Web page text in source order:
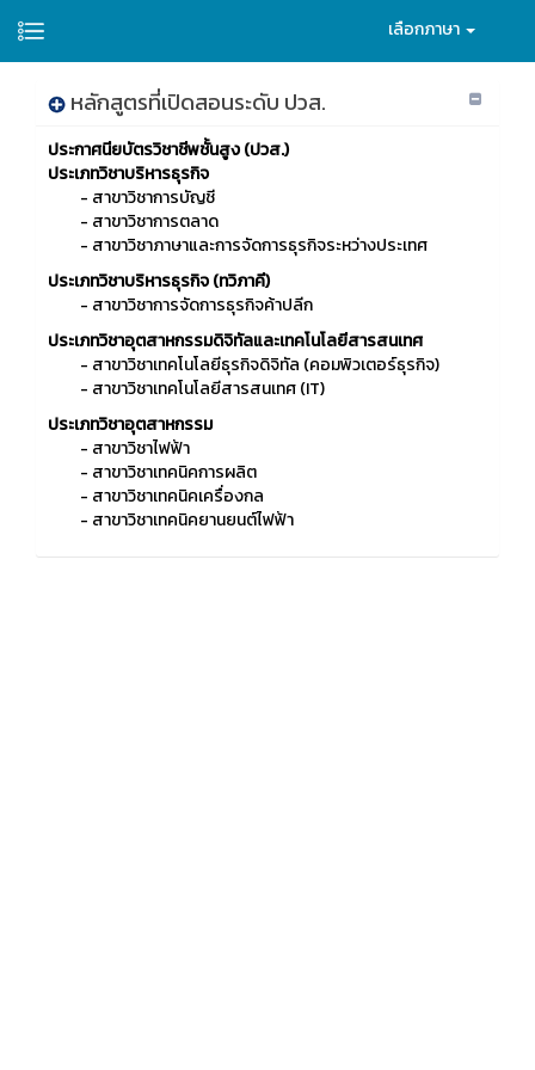
เลือกภาษา
หลักสูตรที่เปิดสอนระดับ ปวส.
ประกาศนียบัตรวิชาชีพชั้นสูง (ปวส.)
ประเภทวิชาบริหารธุรกิจ
- สาขาวิชาการบัญชี
- สาขาวิชาการตลาด
- สาขาวิชาภาษาและการจัดการธุรกิจระหว่างประเทศ
ประเภทวิชาบริหารธุรกิจ (ทวิภาคี)
- สาขาวิชาการจัดการธุรกิจค้าปลีก
ประเภทวิชาอุตสาหกรรมดิจิทัลและเทคโนโลยีสารสนเทศ
- สาขาวิชาเทคโนโลยีธุรกิจดิจิทัล (คอมพิวเตอร์ธุรกิจ)
- สาขาวิชาเทคโนโลยีสารสนเทศ (IT)
ประเภทวิชาอุตสาหกรรม
- สาขาวิชาไฟฟ้า
- สาขาวิชาเทคนิคการผลิต
- สาขาวิชาเทคนิคเครื่องกล
- สาขาวิชาเทคนิคยานยนต์ไฟฟ้า